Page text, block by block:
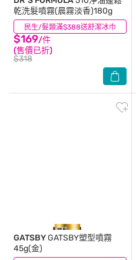
民生/髮類滿$388送舒潔冰巾
乾洗髮噴霧(晨霧淡香)180g
$169/件
(售價已折)
$318
(6)
GATSBYGATSBY塑型噴霧
45g(金)